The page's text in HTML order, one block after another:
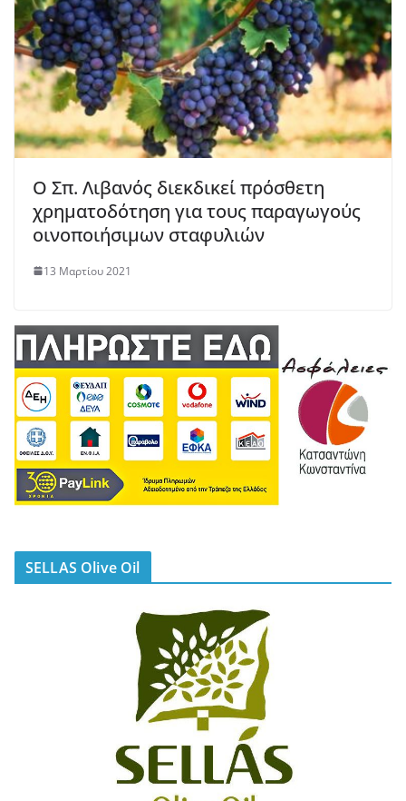
Ο Σπ. Λιβανός διεκδικεί πρόσθετη
χρηματοδότηση για τους παραγωγούς
οινοποιήσιμων σταφυλιών
13 Μαρτίου 2021
SELLAS Olive Oil